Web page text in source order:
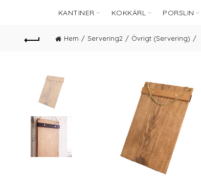
KANTINER KOKKÄRL PORSLIN
Hem Servering2 Övrigt (Servering)